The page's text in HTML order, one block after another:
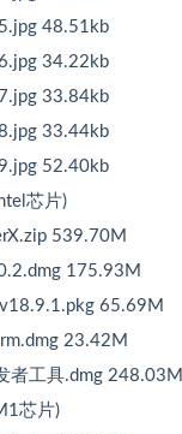
48.51kb
34.22kb
33.84kb
33.44kb
52.40kb
芯片)
539.70M
175.93M
65.69M
23.42M
者工具.dmg 248.03M
芯片)